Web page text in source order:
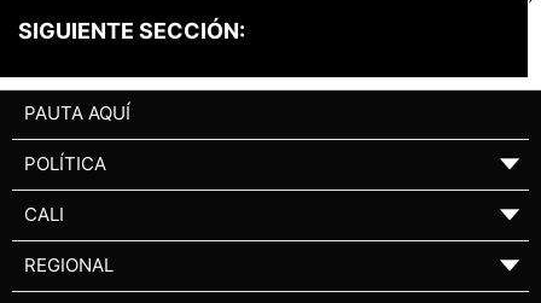
SIGUIENTE SECCIÓN:
PAUTA AQUÍ
POLÍTICA ▼
CALI ▼
REGIONAL ▼